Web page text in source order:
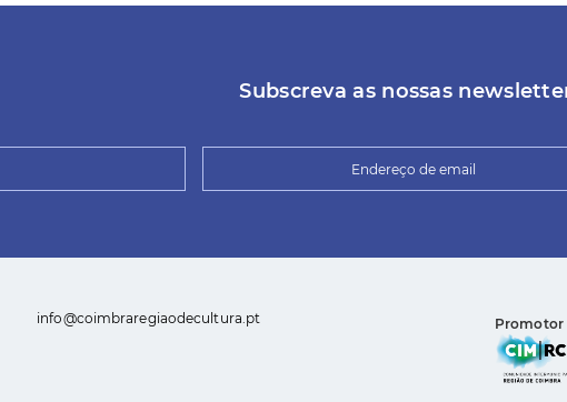
Subscreva as nossas
info@coimbraregiaodecultura.pt Promotor